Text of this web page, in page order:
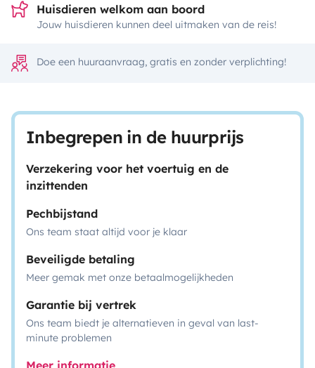
Huisdieren welkom aan boord
Jouw huisdieren kunnen deel uitmaken van de reis!
Doe een huuraanvraag, gratis en zonder verplichting!
Inbegrepen in de huurprijs
Verzekering voor het voertuig en de
inzittenden
Pechbijstand
Ons team staat altijd voor je klaar
Beveiligde betaling
Meer gemak met onze betaalmogelijkheden
Garantie bij vertrek
Ons team biedt je alternatieven in geval van last-
minute problemen
Meer informatie